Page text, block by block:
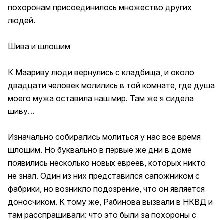
похоронам присоединилось множество других
людей.
Шива и шлошим
К Маариву люди вернулись с кладбища, и около
двадцати человек молились в той комнате, где душа
моего мужа оставила наш мир. Там же я сидела
шиву…
Изначально собирались молиться у нас все время
шлошим. Но буквально в первые же дни в доме
появились несколько новых евреев, которых никто
не знал. Один из них представился сапожником с
фабрики, но возникло подозрение, что он является
доносчиком. К тому же, Рабинова вызвали в НКВД и
там расспрашивали: что это были за похороны с